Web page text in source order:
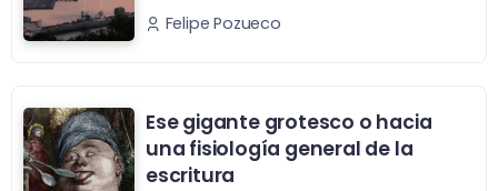
Felipe Pozueco
Ese gigante grotesco o hacia
una fisiología general de la
escritura